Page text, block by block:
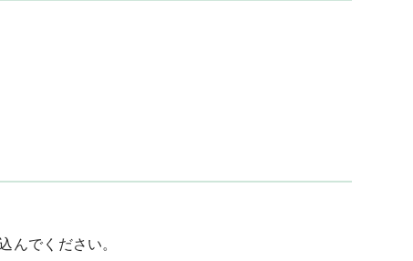
んでください。